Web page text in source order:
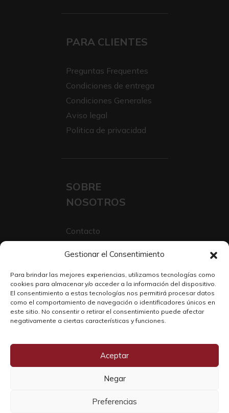
Gestionar el Consentimiento
Para brindar las mejores experiencias, utilizamos tecnologías como
cookies para almacenar y/o acceder a la información del dispositivo.
El consentimiento a estas tecnologías nos permitirá procesar datos
como el comportamiento de navegación o identificadores únicos en
este sitio. No consentir o retirar el consentimiento puede afectar
negativamente a ciertas características y funciones.
Aceptar
Negar
Preferencias
Copyright © 2026 SOLO WINE
PARA CLIENTES
Preguntas Frequentes
Condiciones de entrega
Condiciones Generales
Aviso legal
Politica de privacidad
SOBRE
NOSOTROS
Contacto